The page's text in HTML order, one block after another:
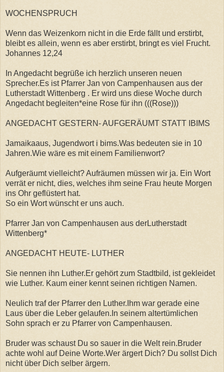
WOCHENSPRUCH
Wenn das Weizenkorn nicht in die Erde fällt und erstirbt,
bleibt es allein, wenn es aber erstirbt, bringt es viel Frucht.
Johannes 12,24
In Angedacht begrüße ich herzlich unseren neuen
Sprecher.Es ist Pfarrer Jan von Campenhausen aus der
Lutherstadt Wittenberg . Er wird uns diese Woche durch
Angedacht begleiten*eine Rose für ihn (((Rose)))
ANGEDACHT GESTERN- AUFGERÄUMT STATT IBIMS
Jamaikaaus, Jugendwort i bims.Was bedeuten sie in 10
Jahren.Wie wäre es mit einem Familienwort?
Aufgeräumt vielleicht? Aufräumen müssen wir ja. Ein Wort
verrät er nicht, dies, welches ihm seine Frau heute Morgen
ins Ohr geflüstert hat.
So ein Wort wünscht er uns auch.
Pfarrer Jan von Campenhausen aus derLutherstadt
Wittenberg*
ANGEDACHT HEUTE- LUTHER
Sie nennen ihn Luther.Er gehört zum Stadtbild, ist gekleidet
wie Luther. Kaum einer kennt seinen richtigen Namen.
Neulich traf der Pfarrer den Luther.Ihm war gerade eine
Laus über die Leber gelaufen.In seinem altertümlichen
Sohn sprach er zu Pfarrer von Campenhausen.
Bruder was schaust Du so sauer in die Welt rein.Bruder
achte wohl auf Deine Worte.Wer ärgert Dich? Du sollst Dich
nicht über Dich selber ärgern.